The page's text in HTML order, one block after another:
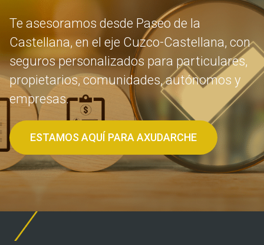
Te asesoramos desde Paseo de la
Castellana, en el eje Cuzco-Castellana, con
seguros personalizados para particulares,
propietarios, comunidades, autónomos y
empresas.
ESTAMOS AQUÍ PARA AXUDARCHE